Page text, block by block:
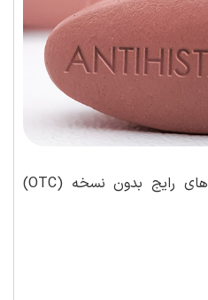
برخی از آنتی هیستامین‌های رایج بدون نسخه (OTC)